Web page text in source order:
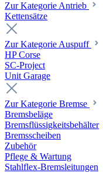
Zur Kategorie Antrieb
Kettensätze
Zur Kategorie Auspuff
HP Corse
SC-Project
Unit Garage
Zur Kategorie Bremse
Bremsbeläge
Bremsflüssigkeitsbehälter
Bremsscheiben
Zubehör
Pflege & Wartung
Stahlflex-Bremsleitungen